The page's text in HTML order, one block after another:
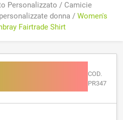
Personalizzato / Camicie
donna / Women's
Fairtrade Shirt
COD.
PR347